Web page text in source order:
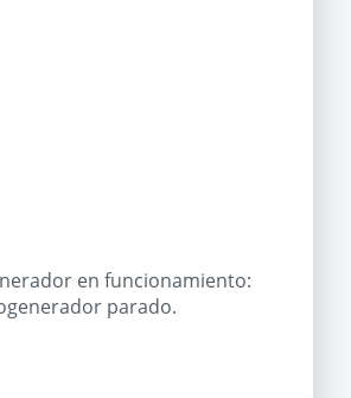
en funcionamiento:
parado.